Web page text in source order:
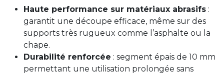
Haute performance sur matériaux abrasifs :
garantit une découpe efficace, même sur des
supports très rugueux comme l’asphalte ou la
chape.
Durabilité renforcée : segment épais de 10 mm
permettant une utilisation prolongée sans